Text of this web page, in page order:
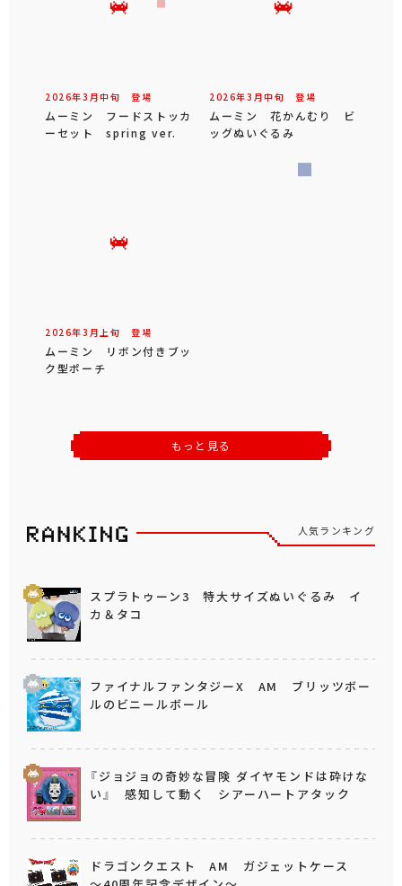
2026年3 月中旬 登場
ムーミン フードストッカ
ーセット spring ver.
2026年3 月中旬 登場
ムーミン 花かんむり ビ
ッグぬいぐるみ
2026年3 月 上旬 登場
ムーミン リボン付きブッ
ク型ポーチ
もっと見る
人気ランキング
スプラトゥーン3 特大サイズぬいぐるみ イ
カ＆タコ
ファイナルファンタジーX AM ブリッツボー
ルのビニールボール
『ジョジョの奇妙な冒険 ダイヤモンドは砕けな
い』 感知して動く シアーハートアタック
ドラゴンクエスト AM ガジェットケース